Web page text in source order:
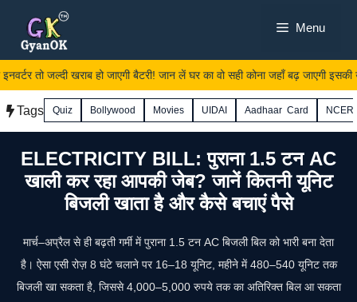
content
Menu
तो जल्दी खराब हो जाएगी बैटरी! जान लें घर का वो सही कोना जहाँ बढ़ जाएगी इसकी
Tags Quiz Bollywood Movies UIDAI Aadhaar Card
ELECTRICITY BILL: पुराना 1.5 टन AC
खाली कर रहा आपकी जेब? जानें कितनी यूनिट
बिजली खाता है और कैसे बचाएं पैसे
मार्च–अप्रैल से ही बढ़ती गर्मी में पुराना 1.5 टन AC बिजली बिल को भारी बना देता
है। ऐसा एसी रोज़ 8 घंटे चलाने पर 16–18 यूनिट, महीने में 480–540 यूनिट तक
बिजली खा सकता है, जिससे 4,000–5,000 रुपये तक का अतिरिक्त बिल आ सकता